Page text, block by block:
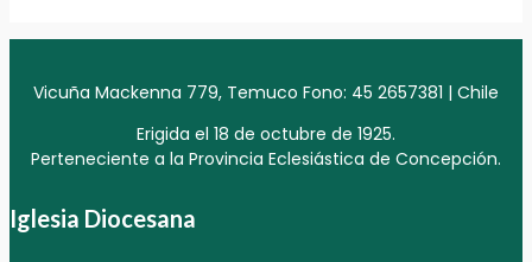
Vicuña Mackenna 779, Temuco Fono: 45 2657381 | Chile
Erigida el 18 de octubre de 1925.
Perteneciente a la Provincia Eclesiástica de Concepción.
Iglesia Diocesana